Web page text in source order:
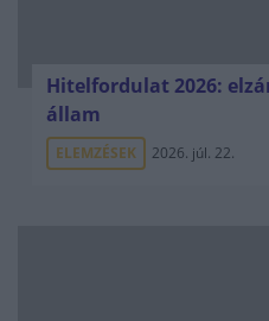
Hitelfordulat 2026:
állam
ELEMZÉSEK 2026. júl. 22.